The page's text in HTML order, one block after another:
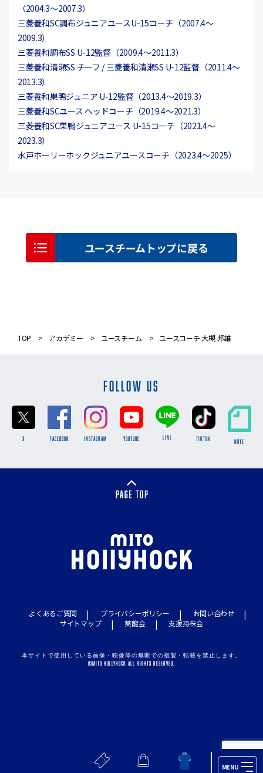
MENU
（2004.3～2007.3）
三菱養和SC調布ジュニアユースU-15コーチ（2007.4～
2009.3）
三菱養和調布SS U-12監督（2009.4～2011.3）
三菱養和清瀬SS チーフ / 三菱養和清瀬SS U-12監督（2011.4～
2013.3）
三菱養和巣鴨ジュニア U-12監督（2013.4～2019.3）
三菱養和SCユース ヘッドコーチ（2019.4～2021.3）
三菱養和SC巣鴨ジュニアユース U-15コーチ（2021.4～
2023.3）
水戸ホーリーホックジュニアユースコーチ（2023.4〜2025）
ユースチームトップに戻る
TOP アカデミー ユースチーム ユースコーチ 大槻 邦雄
FOLLOW US
X FACEBOOK INSTAGRAM YOUTUBE LINE TikTok NOTE
よくあるご質問 プライバシーポリシー
お問い合わせ
サイトマップ
葵龍会 支援持株会
本サイトで使用している画像・映像等の無断での複製・転載を禁止します。
©MITO HOLLYHOCK ALL RIGHTS RESERVED.